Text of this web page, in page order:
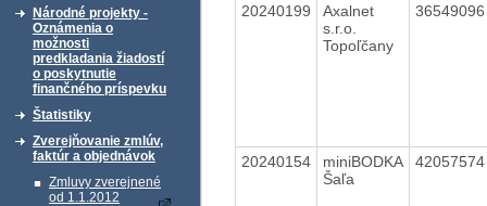
Národné projekty -
Oznámenia o
možnosti
predkladania žiadostí
o poskytnutie
finančného príspevku
Štatistiky
Zverejňovanie zmlúv,
faktúr a objednávok
Zmluvy zverejnené
od 1.1.2012
20240199
Axalnet
s.r.o.
Topoľčany
20240154
miniBODKA
Šaľa